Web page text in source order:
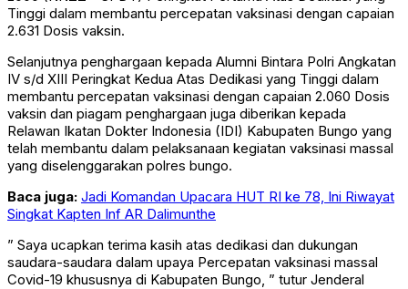
Tinggi dalam membantu percepatan vaksinasi dengan capaian
2.631 Dosis vaksin.
Selanjutnya penghargaan kepada Alumni Bintara Polri Angkatan
IV s/d XIII Peringkat Kedua Atas Dedikasi yang Tinggi dalam
membantu percepatan vaksinasi dengan capaian 2.060 Dosis
vaksin dan piagam penghargaan juga diberikan kepada
Relawan Ikatan Dokter Indonesia (IDI) Kabupaten Bungo yang
telah membantu dalam pelaksanaan kegiatan vaksinasi massal
yang diselenggarakan polres bungo.
Baca juga: Jadi Komandan Upacara HUT RI ke 78, Ini Riwayat
Singkat Kapten Inf AR Dalimunthe
” Saya ucapkan terima kasih atas dedikasi dan dukungan
saudara-saudara dalam upaya Percepatan vaksinasi massal
Covid-19 khususnya di Kabupaten Bungo, ” tutur Jenderal